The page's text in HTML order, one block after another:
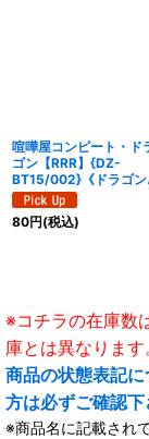
喧嘩屋コンピート・ド
ゴン【RRR】{DZ-
BT15/002}《ドラゴン
エンパイア》
80円(税込)
※コチラの在庫数
庫とは異なります
商品の状態表記
方は必ずご確認下
※商品名に記載され